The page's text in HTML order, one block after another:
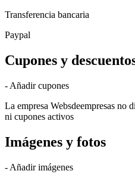
Transferencia bancaria
Paypal
Cupones y
- Añadir cupones
La empresa Websdeempresas no
ni cupones activos
Imágenes y fotos
- Añadir imágenes